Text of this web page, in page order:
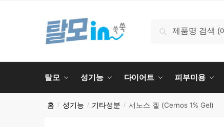
검색
탈모 성기능 다이어트 피부미용
홈 / 성기능 / 기타성분 / 서노스 겔 (Cernos 1% Gel)